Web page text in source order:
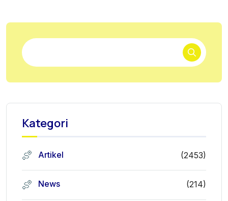
Kategori
Artikel (2453)
News (214)